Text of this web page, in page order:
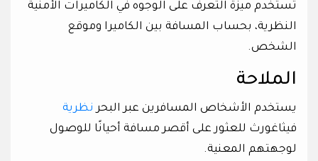
تستخدم ميزة التعرف على الوجوه في الكاميرات الأمنية
النظرية، بحساب المسافة بين الكاميرا وموقع
الشخص.
الملاحة
يستخدم الأشخاص المسافرين عبر البحر نظرية
فيثاغورث للعثور على أقصر مسافة أحيانًا للوصول
لوجهتهم المعنية.